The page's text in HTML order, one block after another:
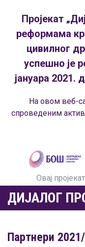
Пројекат
реформама
цивилног
успешно је
јануара 2021.
На овом веб-
спроведеним
Овај
ДИЈАЛОГ
Партнери